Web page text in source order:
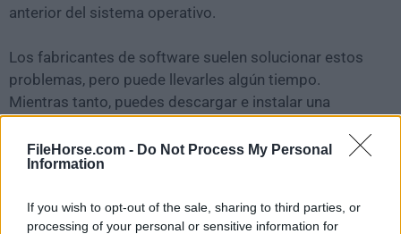
FileHorse.com - Do Not Process My Personal
Information
If you wish to opt-out of the sale, sharing to third parties, or
processing of your personal or sensitive information for
anterior del sistema operativo.
Los fabricantes de software suelen solucionar estos
problemas, pero puede llevarles algún tiempo.
Mientras tanto, puedes descargar e instalar una
Para aquellos interesados en descargar la versión más
simplemente hazclic aquí.